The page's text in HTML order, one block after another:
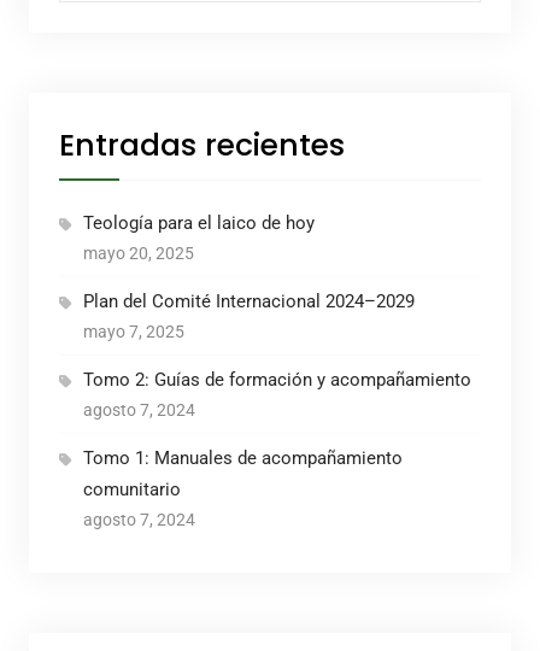
Entradas recientes
Teología para el laico de hoy
mayo 20, 2025
Plan del Comité Internacional 2024–2029
mayo 7, 2025
Tomo 2: Guías de formación y acompañamiento
agosto 7, 2024
Tomo 1: Manuales de acompañamiento
comunitario
agosto 7, 2024